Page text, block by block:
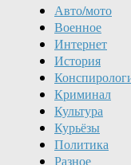
Авто/мото
Военное
Интернет
История
Криминал
Культура
Курьёзы
Политика
Разное